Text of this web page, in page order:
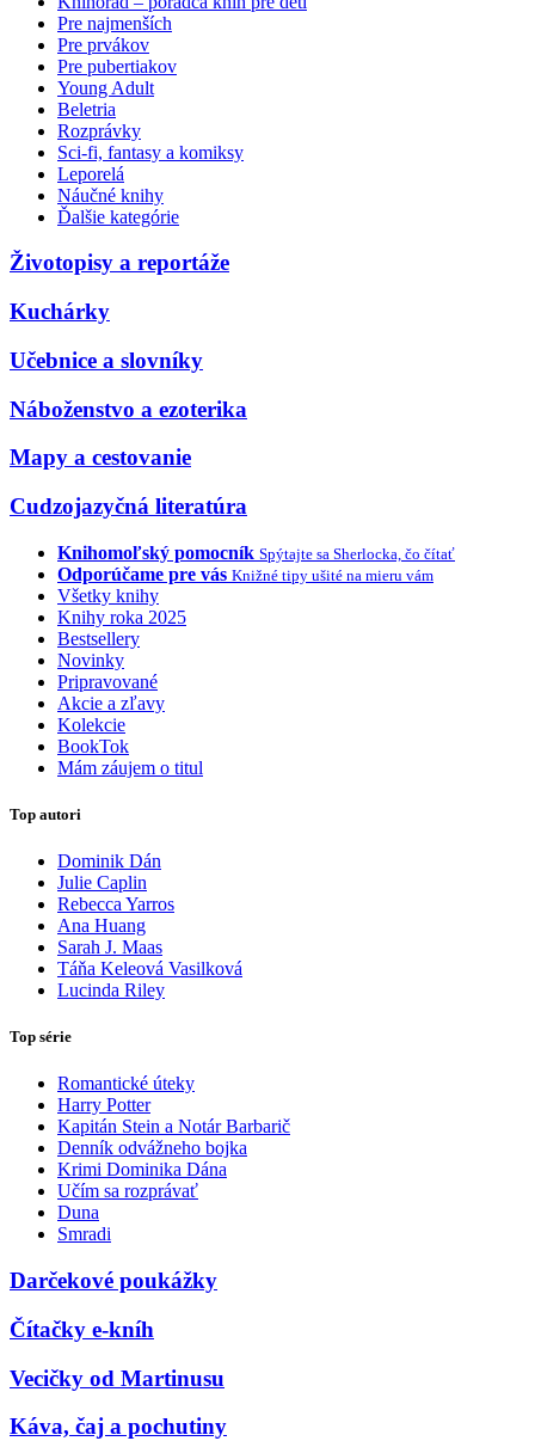
Pre najmenších
Pre prvákov
Pre pubertiakov
Young Adult
Beletria
Rozprávky
Sci-fi, fantasy a komiksy
Leporelá
Náučné knihy
Ďalšie kategórie
Životopisy a reportáže
Kuchárky
Učebnice a slovníky
Náboženstvo a ezoterika
Mapy a cestovanie
Cudzojazyčná literatúra
Knihomoľský pomocník Spýtajte sa Sherlocka, čo čítať
Odporúčame pre vás Knižné tipy ušité na mieru vám
Všetky knihy
Knihy roka 2025
Bestsellery
Novinky
Pripravované
Akcie a zľavy
Kolekcie
BookTok
Mám záujem o titul
Top autori
Dominik Dán
Julie Caplin
Rebecca Yarros
Ana Huang
Sarah J. Maas
Táňa Keleová Vasilková
Lucinda Riley
Top série
Romantické úteky
Harry Potter
Kapitán Stein a Notár Barbarič
Denník odvážneho bojka
Krimi Dominika Dána
Učím sa rozprávať
Duna
Smradi
Darčekové poukážky
Čítačky e-kníh
Vecičky od Martinusu
Káva, čaj a pochutiny